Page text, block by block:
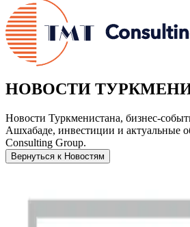
НОВОСТИ
Новости Туркменистана, бизнес-
Ашхабаде, инвестиции и актуальные
Consulting Group.
Вернуться к Новостям